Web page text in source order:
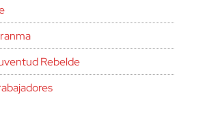
Rebelde